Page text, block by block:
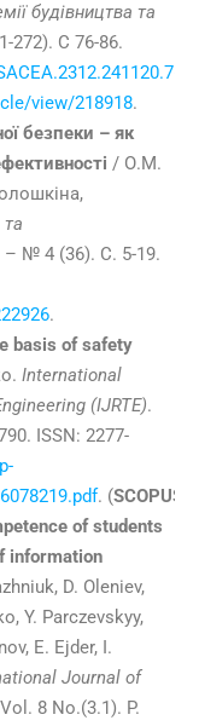
будівництва та
272). С 76-86.
view/218918.
безпеки – як
/ О.М.
– № 4 (36). С. 5-19.
.
basis of safety
International
(IJRTE).
ISSN: 2277-
. (SCOPUS
of students
information
D. Oleniev,
Y. Parczevskyy,
E. Ejder, I.
Journal of
8 No.(3.1). P.